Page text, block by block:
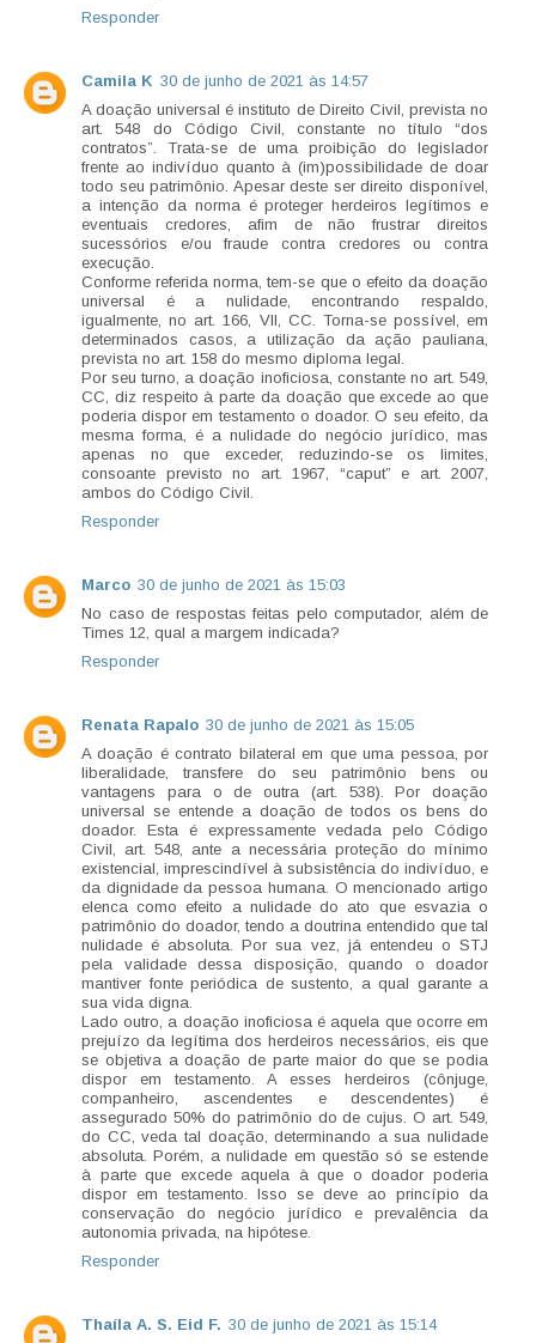
Responder
Camila K 30 de junho de 2021 às 14:57
A doação universal é instituto de Direito Civil, prevista no
art. 548 do Código Civil, constante no título “dos
contratos”. Trata-se de uma proibição do legislador
frente ao indivíduo quanto à (im)possibilidade de doar
todo seu patrimônio. Apesar deste ser direito disponível,
a intenção da norma é proteger herdeiros legítimos e
eventuais credores, afim de não frustrar direitos
sucessórios e/ou fraude contra credores ou contra
execução.
Conforme referida norma, tem-se que o efeito da doação
universal é a nulidade, encontrando respaldo,
igualmente, no art. 166, VII, CC. Torna-se possível, em
determinados casos, a utilização da ação pauliana,
prevista no art. 158 do mesmo diploma legal.
Por seu turno, a doação inoficiosa, constante no art. 549,
CC, diz respeito à parte da doação que excede ao que
poderia dispor em testamento o doador. O seu efeito, da
mesma forma, é a nulidade do negócio jurídico, mas
apenas no que exceder, reduzindo-se os limites,
consoante previsto no art. 1967, “caput” e art. 2007,
ambos do Código Civil.
Responder
Marco 30 de junho de 2021 às 15:03
No caso de respostas feitas pelo computador, além de
Times 12, qual a margem indicada?
Responder
Renata Rapalo 30 de junho de 2021 às 15:05
A doação é contrato bilateral em que uma pessoa, por
liberalidade, transfere do seu patrimônio bens ou
vantagens para o de outra (art. 538). Por doação
universal se entende a doação de todos os bens do
doador. Esta é expressamente vedada pelo Código
Civil, art. 548, ante a necessária proteção do mínimo
existencial, imprescindível à subsistência do indivíduo, e
da dignidade da pessoa humana. O mencionado artigo
elenca como efeito a nulidade do ato que esvazia o
patrimônio do doador, tendo a doutrina entendido que tal
nulidade é absoluta. Por sua vez, já entendeu o STJ
pela validade dessa disposição, quando o doador
mantiver fonte periódica de sustento, a qual garante a
sua vida digna.
Lado outro, a doação inoficiosa é aquela que ocorre em
prejuízo da legítima dos herdeiros necessários, eis que
se objetiva a doação de parte maior do que se podia
dispor em testamento. A esses herdeiros (cônjuge,
companheiro, ascendentes e descendentes) é
assegurado 50% do patrimônio do de cujus. O art. 549,
do CC, veda tal doação, determinando a sua nulidade
absoluta. Porém, a nulidade em questão só se estende
à parte que excede aquela à que o doador poderia
dispor em testamento. Isso se deve ao princípio da
conservação do negócio jurídico e prevalência da
autonomia privada, na hipótese.
Responder
Thaíla A. S. Eid F. 30 de junho de 2021 às 15:14